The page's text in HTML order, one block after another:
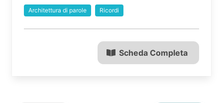
Architettura di parole Ricordi
Scheda Completa